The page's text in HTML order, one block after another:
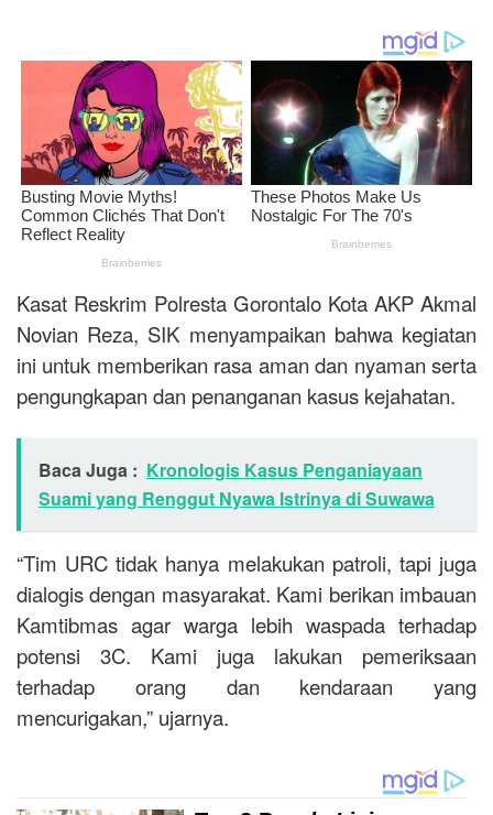
Kasat Reskrim Polresta Gorontalo Kota AKP Akmal
Novian Reza, SIK menyampaikan bahwa kegiatan
ini untuk memberikan rasa aman dan nyaman serta
pengungkapan dan penanganan kasus kejahatan.
Baca Juga : Kronologis Kasus Penganiayaan
Suami yang Renggut Nyawa Istrinya di Suwawa
“Tim URC tidak hanya melakukan patroli, tapi juga
dialogis dengan masyarakat. Kami berikan imbauan
Kamtibmas agar warga lebih waspada terhadap
potensi 3C. Kami juga lakukan pemeriksaan
terhadap orang dan kendaraan yang
mencurigakan,” ujarnya.